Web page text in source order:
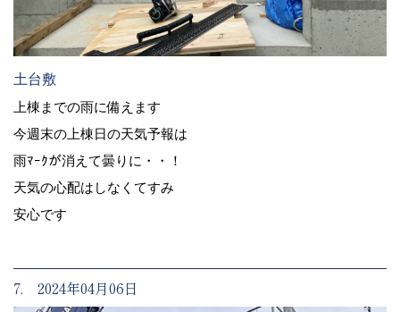
土台敷
上棟までの雨に備えます
今週末の上棟日の天気予報は
雨ﾏｰｸが消えて曇りに・・！
天気の心配はしなくてすみ
安心です
7. 2024年04月06日